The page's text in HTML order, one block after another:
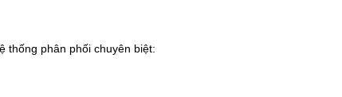
thống phân phối chuyên biệt: